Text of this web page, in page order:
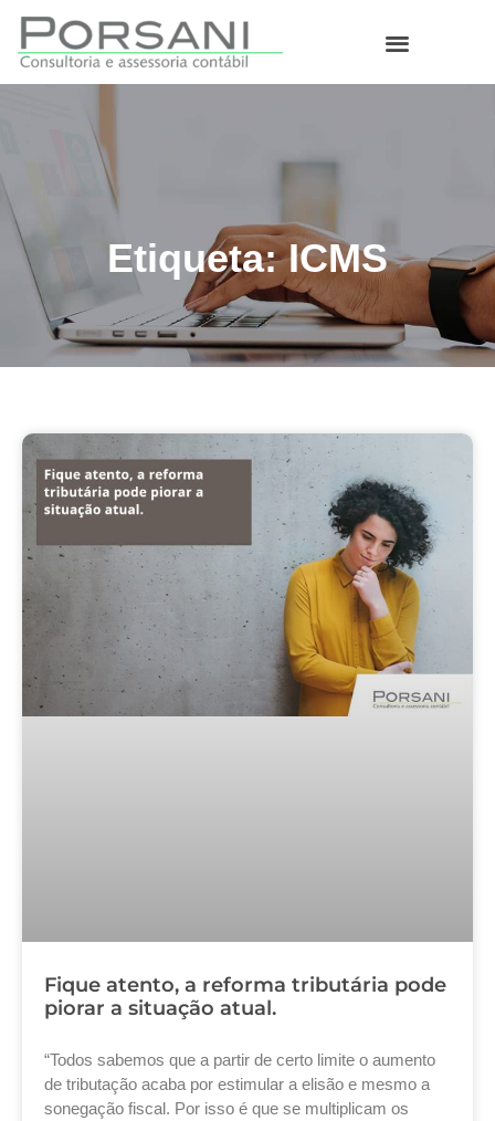
Etiqueta: ICMS
Fique atento, a reforma tributária pode
piorar a situação atual.
“Todos sabemos que a partir de certo limite o aumento
de tributação acaba por estimular a elisão e mesmo a
sonegação fiscal. Por isso é que se multiplicam os